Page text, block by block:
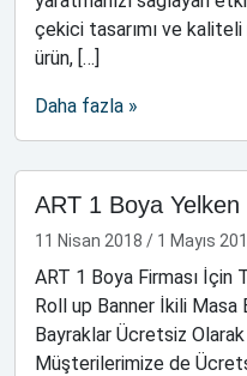
çekici tasarımı ve
ürün, […]
Daha fazla »
ART 1 Boya
11 Nisan 2018 / 1 Mayıs
ART 1 Boya Firması İçin
Roll up Banner İkili Masa
Bayraklar Ücretsiz
Müşterilerimize de